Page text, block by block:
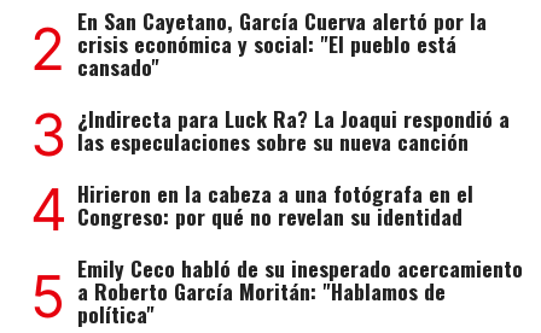
2 En San Cayetano, García Cuerva alertó por la
crisis económica y social: "El pueblo está
cansado"
3 ¿Indirecta para Luck Ra? La Joaqui respondió a
las especulaciones sobre su nueva canción
4 Hirieron en la cabeza a una fotógrafa en el
Congreso: por qué no revelan su identidad
5 Emily Ceco habló de su inesperado acercamiento
a Roberto García Moritán: "Hablamos de
política"